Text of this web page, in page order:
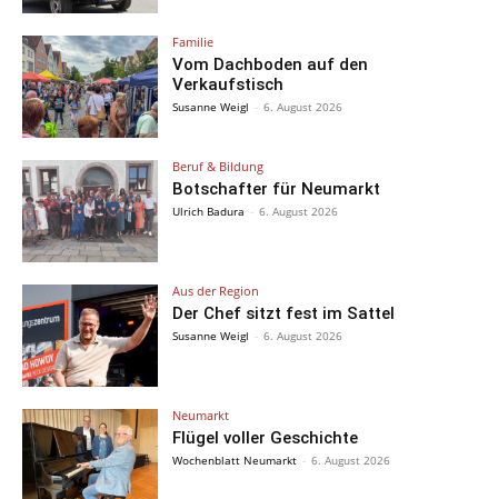
Familie
Vom Dachboden auf den
Verkaufstisch
Susanne Weigl - 6. August 2026
Beruf & Bildung
Botschafter für Neumarkt
Ulrich Badura - 6. August 2026
Aus der Region
Der Chef sitzt fest im Sattel
Susanne Weigl - 6. August 2026
Neumarkt
Flügel voller Geschichte
Wochenblatt Neumarkt - 6. August 2026